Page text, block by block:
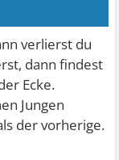
verlierst du
dann findest
Ecke.
Jungen
der vorherige.